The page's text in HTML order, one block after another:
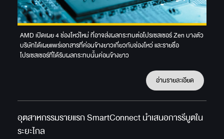
AMD เปิดเผย 4 ช่องโหว่ใหม่ ที่อาจส่งผลกระทบต่อโปรเซสเซอร์ Zen บางตัว
บริษัทได้เผยแพร่เอกสารที่ค่อนข้างยาวเกี่ยวกับช่องโหว่ และรายชื่อ
โปรเซสเซอร์ที่ได้รับผลกระทบนั้นค่อนข้างยาว
อ่านรายละเอียด
อุตสาหกรรมรายแรก SmartConnect นำเสนอการรีบูตใน
ระยะไกล